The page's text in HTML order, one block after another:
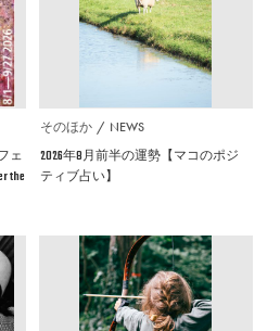
ェ
the
そのほか NEWS
2026年8月前半の運勢【マコのポジ
ティブ占い】